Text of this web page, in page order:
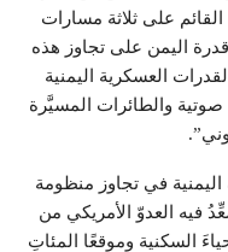
القائم على ثلاثة مسارات
اليمن على تجاوز هذه
العسكرية اليمنية
والطائرات المسيَّرة
في تجاوز منظومة
فيه العدوّ الأمريكي من
السكنية وموقعًا المئاتِ